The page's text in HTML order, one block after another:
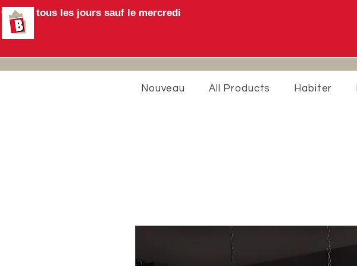
Ouvert tous les jours sauf le mercredi
Nouveau All Products Habiter